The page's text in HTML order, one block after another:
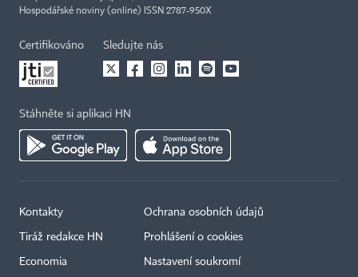
Hospodářské noviny (online) ISSN 2787-950X
Certifikováno Sledujte nás
Stáhněte si aplikaci HN
Kontakty
Tiráž redakce HN
Economia
Ochrana osobních údajů
Prohlášení o cookies
Nastavení soukromí